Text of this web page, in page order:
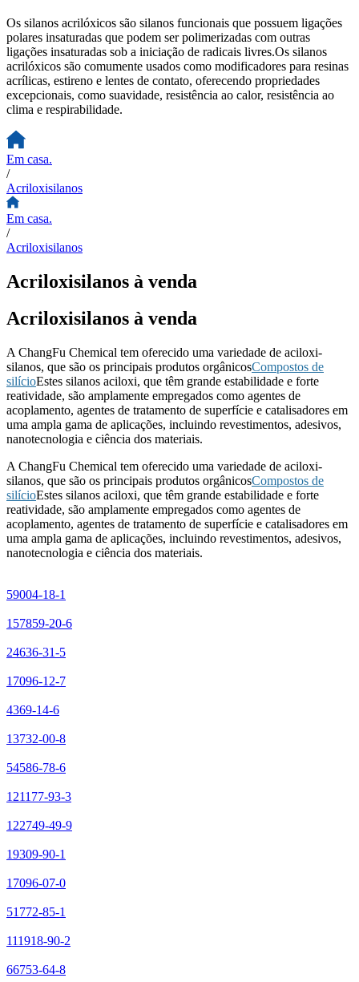
Os silanos acrilóxicos são silanos funcionais que possuem ligações
polares insaturadas que podem ser polimerizadas com outras
ligações insaturadas sob a iniciação de radicais livres.Os silanos
acrilóxicos são comumente usados como modificadores para resinas
acrílicas, estireno e lentes de contato, oferecendo propriedades
excepcionais, como suavidade, resistência ao calor, resistência ao
clima e respirabilidade.
Em casa.
/
Acriloxisilanos
Em casa.
/
Acriloxisilanos
Acriloxisilanos à venda
Acriloxisilanos à venda
A ChangFu Chemical tem oferecido uma variedade de aciloxi-
silanos, que são os principais produtos orgânicosCompostos de
silícioEstes silanos aciloxi, que têm grande estabilidade e forte
reatividade, são amplamente empregados como agentes de
acoplamento, agentes de tratamento de superfície e catalisadores em
uma ampla gama de aplicações, incluindo revestimentos, adesivos,
nanotecnologia e ciência dos materiais.
A ChangFu Chemical tem oferecido uma variedade de aciloxi-
silanos, que são os principais produtos orgânicosCompostos de
silícioEstes silanos aciloxi, que têm grande estabilidade e forte
reatividade, são amplamente empregados como agentes de
acoplamento, agentes de tratamento de superfície e catalisadores em
uma ampla gama de aplicações, incluindo revestimentos, adesivos,
nanotecnologia e ciência dos materiais.
59004-18-1
157859-20-6
24636-31-5
17096-12-7
4369-14-6
13732-00-8
54586-78-6
121177-93-3
122749-49-9
19309-90-1
17096-07-0
51772-85-1
111918-90-2
66753-64-8